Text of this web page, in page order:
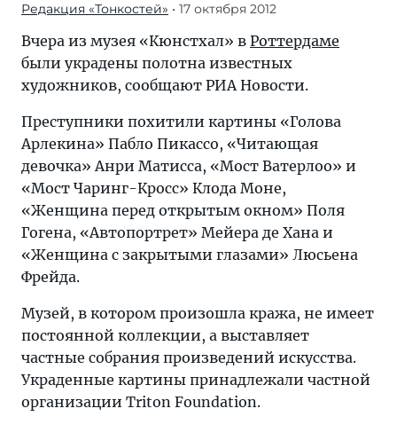
Редакция «Тонкостей» • 17 октября 2012
Вчера из музея «Кюнстхал» в Роттердаме
были украдены полотна известных
художников, сообщают РИА Новости.
Преступники похитили картины «Голова
Арлекина» Пабло Пикассо, «Читающая
девочка» Анри Матисса, «Мост Ватерлоо» и
«Мост Чаринг-Кросс» Клода Моне,
«Женщина перед открытым окном» Поля
Гогена, «Автопортрет» Мейера де Хана и
«Женщина с закрытыми глазами» Люсьена
Фрейда.
Музей, в котором произошла кража, не имеет
постоянной коллекции, а выставляет
частные собрания произведений искусства.
Украденные картины принадлежали частной
организации Triton Foundation.